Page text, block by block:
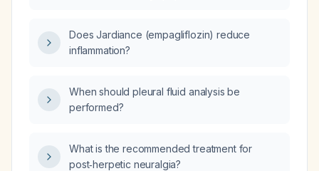
Does Jardiance (empagliflozin) reduce
inflammation?
When should pleural fluid analysis be
performed?
What is the recommended treatment for
post‑herpetic neuralgia?